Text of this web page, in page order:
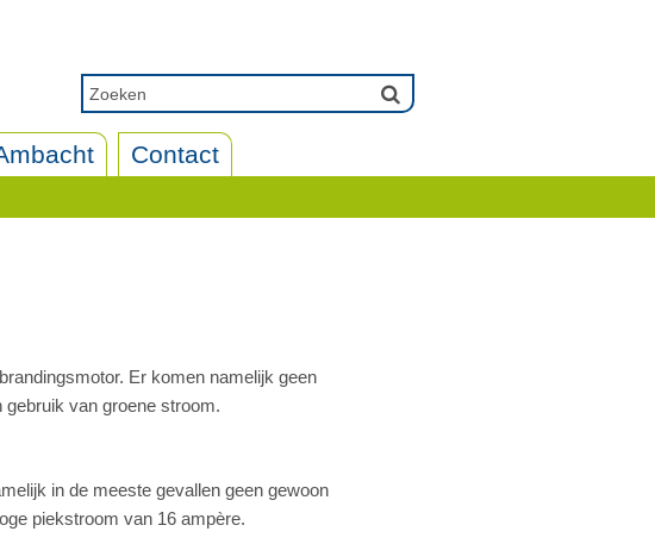
Contact
Er komen namelijk geen
gebruik van groene stroom.
in de meeste gevallen geen gewoon
piekstroom van 16 ampère.